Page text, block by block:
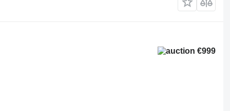
€999